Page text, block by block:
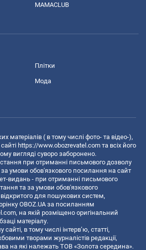
MAMACLUB
Плітки
Мода
матеріалів ( в тому числі фото- та відео-),
https://www.obozrevatel.com та всіх його
вигляді суворо заборонено.
при отриманні письмового дозволу
за умови обов'язкового посилання на сайт
видань - при отриманні письмового
та за умови обов'язкового
для пошукових систем,
OBOZ.UA за посиланням
, на якій розміщено оригінальний
матеріалу.
в тому числі інтерв’ю, статті,
творами журналістів редакції,
на які належать ТОВ «Золота середина».